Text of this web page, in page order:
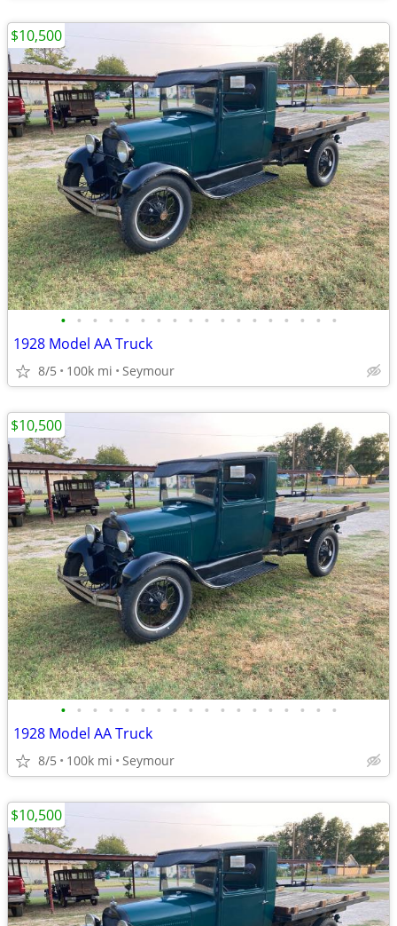
• • • • • • • • • • • • • • • • • •
1928 Model AA Truck
8/5 100k mi Seymour
$10,500
• • • • • • • • • • • • • • • • • •
1928 Model AA Truck
8/5 100k mi Seymour
$10,500
$10,500